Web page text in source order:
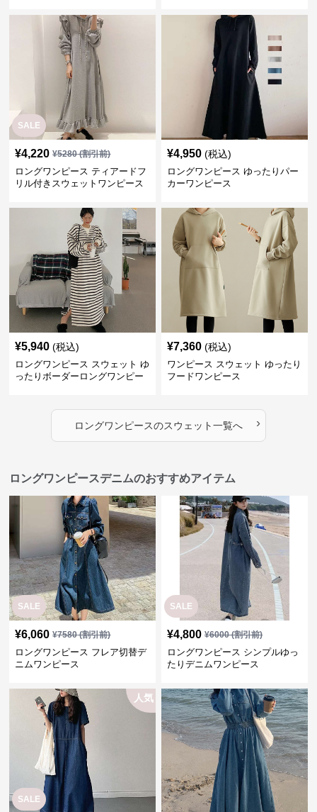
SALE
¥4,220 ¥5280(割引前)
ロングワンピース ティアードフ
リル付きスウェットワンピース
¥4,950 (税込)
ロングワンピース ゆったりパー
カーワンピース
¥5,940 (税込)
ロングワンピース スウェット ゆ
ったりボーダーロングワンピー
¥7,360 (税込)
ワンピース スウェット ゆったり
フードワンピース
ロングワンピースのスウェット一覧へ ›
ロングワンピースデニムのおすすめアイテム
SALE
¥6,060 ¥7580(割引前)
ロングワンピース フレア切替デ
ニムワンピース
SALE
¥4,800 ¥6000(割引前)
ロングワンピース シンプルゆっ
たりデニムワンピース
SALE
人気